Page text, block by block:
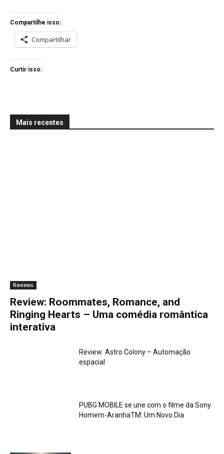
Compartilhe isso:
Compartilhar
Curtir isso:
Mais recentes
Reviews
Review: Roommates, Romance, and
Ringing Hearts – Uma comédia romântica
interativa
Review: Astro Colony – Automação
espacial
PUBG MOBILE se une com o filme da Sony
Homem-AranhaTM: Um Novo Dia